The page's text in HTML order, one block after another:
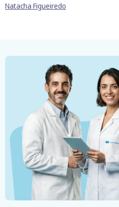
Natacha Figueiredo